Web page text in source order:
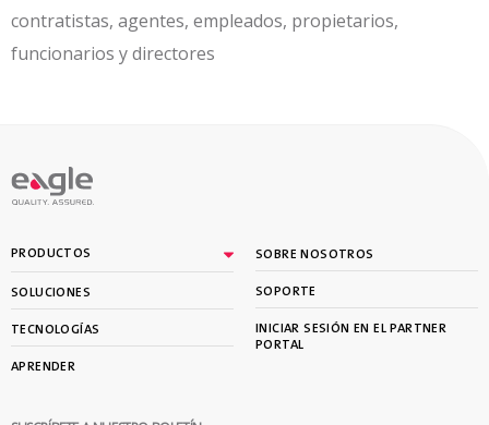
contratistas, agentes, empleados, propietarios,
funcionarios y directores
PRODUCTOS
SOLUCIONES
TECNOLOGÍAS
APRENDER
SOBRE NOSOTROS
SOPORTE
INICIAR SESIÓN EN EL PARTNER
PORTAL